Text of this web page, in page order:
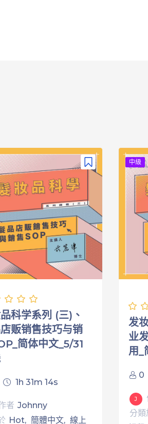
科学系列 (三)、
贩销售技巧与销
简体中文_5/31
1h 31m 14s
者 Johnny
Hot 簡體中文
線上
中級
发
业
用_
0
J
分類